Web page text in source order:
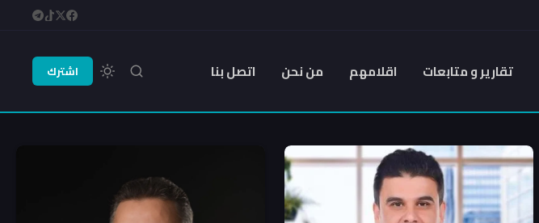
تقارير و متابعات اقلامهم من نحن اتصل بنا اشترك